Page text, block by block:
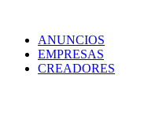
ANUNCIOS
EMPRESAS
CREADORES